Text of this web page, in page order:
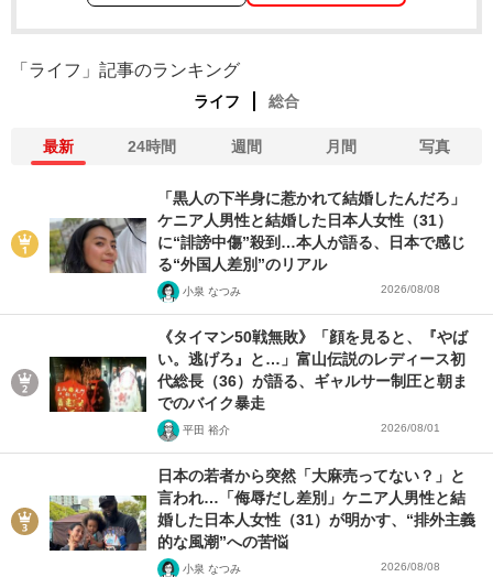
「ライフ」記事のランキング
ライフ 総合
最新 24時間 週間 月間 写真
「黒人の下半身に惹かれて結婚したんだろ」
ケニア人男性と結婚した日本人女性（31）
に“誹謗中傷”殺到…本人が語る、日本で感じ
る“外国人差別”のリアル
小泉 なつみ 2026/08/08
《タイマン50戦無敗》「顔を見ると、『やば
い。逃げろ』と…」富山伝説のレディース初
代総長（36）が語る、ギャルサー制圧と朝ま
でのバイク暴走
平田 裕介 2026/08/01
日本の若者から突然「大麻売ってない？」と
言われ…「侮辱だし差別」ケニア人男性と結
婚した日本人女性（31）が明かす、“排外主義
的な風潮”への苦悩
小泉 なつみ 2026/08/08